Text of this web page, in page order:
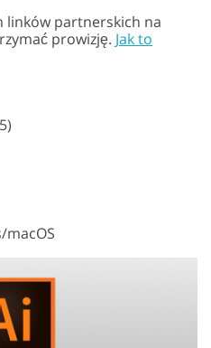
linków partnerskich na
prowizję. Jak to